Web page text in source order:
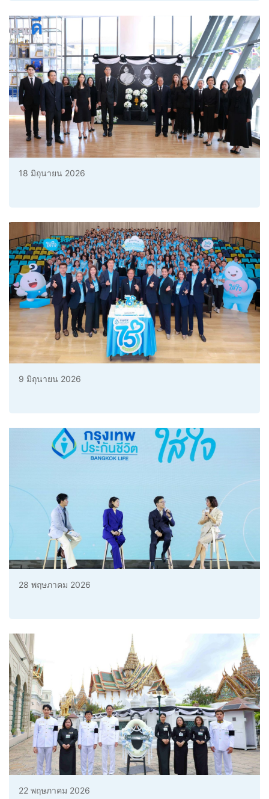
18 มิถุนายน 2026
9 มิถุนายน 2026
28 พฤษภาคม 2026
22 พฤษภาคม 2026